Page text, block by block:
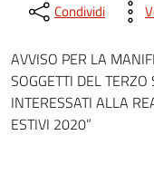
Condividi
AVVISO PER LA
SOGGETTI DEL
INTERESSATI ALLA
ESTIVI 2020”